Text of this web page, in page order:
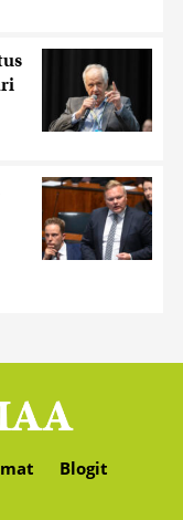
Blogit